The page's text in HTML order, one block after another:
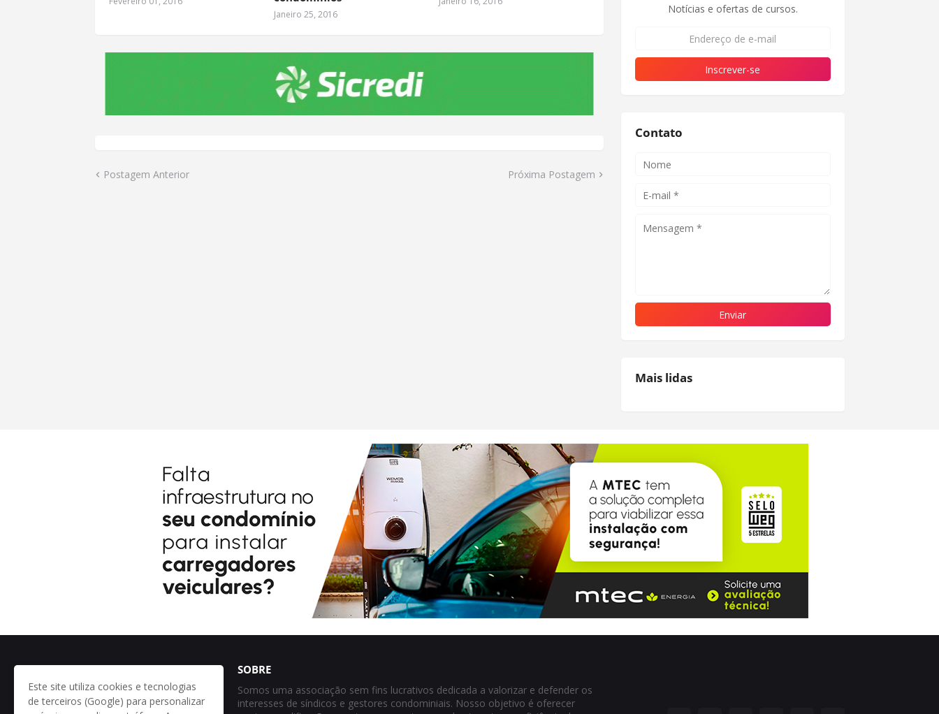
Janeiro 25, 2016
Postagem Anterior Próxima Postagem
Notícias e ofertas de cursos.
Contato
Mais lidas
SOBRE
Somos uma associação sem fins lucrativos dedicada a valorizar e defender os
interesses de síndicos e gestores condominiais. Nosso objetivo é oferecer
Este site utiliza cookies e tecnologias
de terceiros (Google) para personalizar